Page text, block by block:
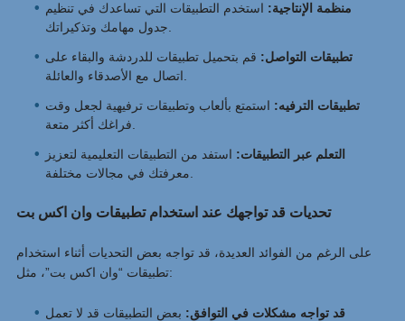
منظمة الإنتاجية: استخدم التطبيقات التي تساعدك في تنظيم
تطبيقات التواصل: قم بتحميل تطبيقات للدردشة والبقاء على
تطبيقات الترفيه: استمتع بألعاب وتطبيقات ترفيهية لجعل وقت
التعلم عبر التطبيقات: استفد من التطبيقات التعليمية لتعزيز
تحديات قد تواجهك عند استخدام تطبيقات وان اكس بت
على الرغم من الفوائد العديدة، قد تواجه بعض التحديات أثناء استخدام
تطبيقات “وان اكس بت”، مثل:
قد تواجه مشكلات في التوافق: بعض التطبيقات قد لا تعمل